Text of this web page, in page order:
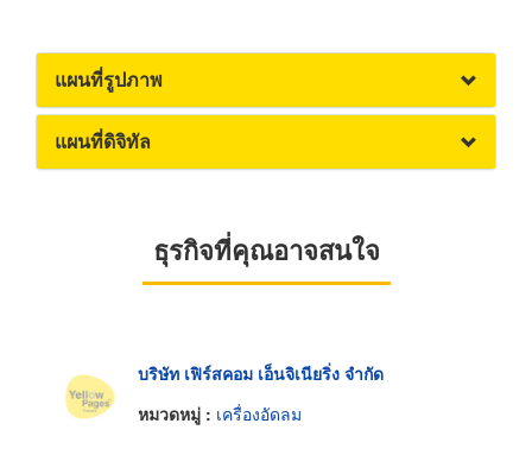
แผนที่รูปภาพ
แผนที่ดิจิทัล
ธุรกิจที่คุณอาจสนใจ
บริษัท เฟิร์สคอม เอ็นจิเนียริ่ง จำกัด
หมวดหมู่ : เครื่องอัดลม